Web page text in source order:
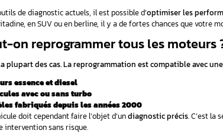
️ La pression du turbo
Les systèmes antipollution
️ La gestion des températures
Ce petit boîtier électroniqueprend des
Vous souhaitez comprendre le